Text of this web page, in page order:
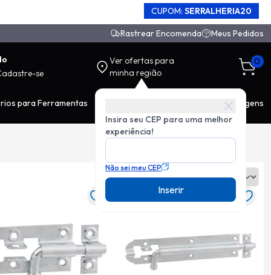
CUPOM: SERRALHERIA20
Rastrear Encomenda Meus Pedidos
se
Ver ofertas para
minha região
Insira seu CEP para uma melhor
experiência!
Não sei meu CEP
Inserir
0
para Ferramentas Ferragens
Ordenar: